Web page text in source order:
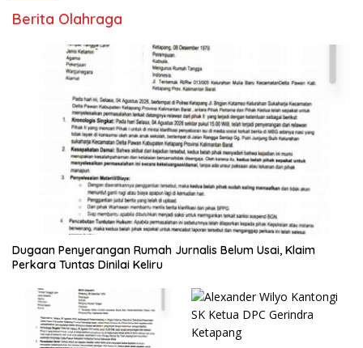
Berita Olahraga
Dugaan Penyerangan Rumah Jurnalis Belum Usai, Klaim
Perkara Tuntas Dinilai Keliru